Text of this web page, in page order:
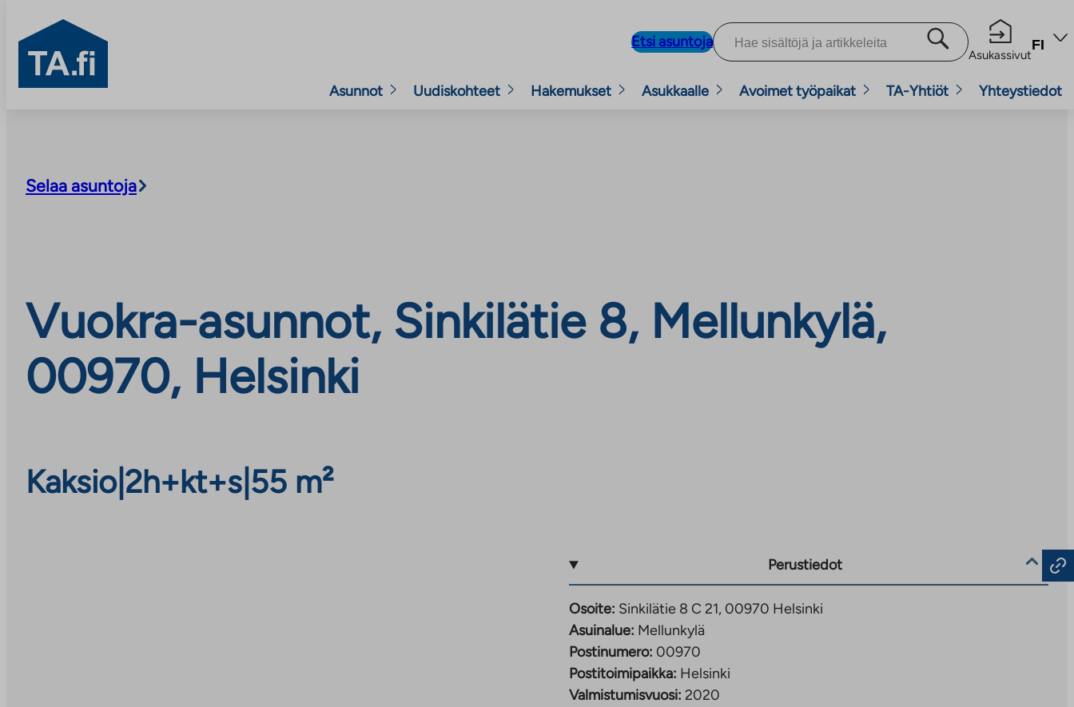
TA.fi
Etsi asuntoja
Asukassivut
FI
Asunnot Uudiskohteet Hakemukset Asukkaalle Avoimet työpaikat TA-Yhtiöt Yhteystiedot
Selaa asuntoja
Vuokra-asunnot, Sinkilätie 8, Mellunkylä,
00970, Helsinki
Kaksio| 2h+kt+s 55 m²
Perustiedot
Osoite: Sinkilätie 8 C 21, 00970 Helsinki
Asuinalue: Mellunkylä
Postinumero: 00970
Postitoimipaikka: Helsinki
Valmistumisvuosi: 2020